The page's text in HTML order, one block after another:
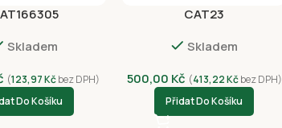
Skladem
(123,97Kčbez DPH)
Do Košíku
CAT23
Skladem
500,00 Kč (413,22Kčbez DPH)
Přidat Do Košíku